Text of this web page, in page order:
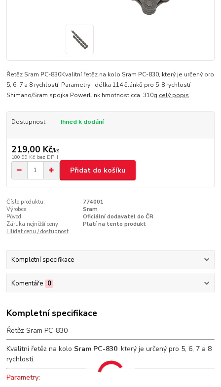
Řetěz Sram PC-830Kvalitní řetěz na kolo Sram PC-830, který je určený pro
5, 6, 7 a 8 rychlostí. Parametry: délka 114 článků pro 5-8 rychlostí
Shimano/Sram spojka PowerLink hmotnost cca. 310g celý popis
Dostupnost Ihned k dodání
219,00 Kč/ks
180,99 Kč bez DPH
Přidat do košíku
Číslo produktu:
774001
Výrobce:
Sram
Původ:
Oficiální dodavatel do ČR
Záruka nejnižší ceny:
Platí na tento produkt
Hlídat cenu / dostupnost
Kompletní specifikace
Komentáře 0
Kompletní specifikace
Řetěz Sram PC-830
Kvalitní řetěz na kolo Sram PC-830, který je určený pro 5, 6, 7 a 8
rychlostí.
Parametry: